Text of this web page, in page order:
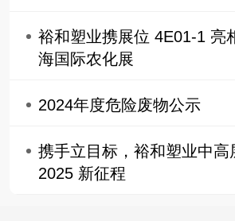
裕和塑业携展位 4E01-1 亮
海国际农化展
2024年度危险废物公示
携手立目标，裕和塑业中高
2025 新征程